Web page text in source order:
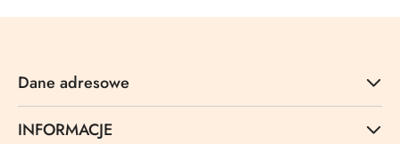
Dane adresowe
INFORMACJE